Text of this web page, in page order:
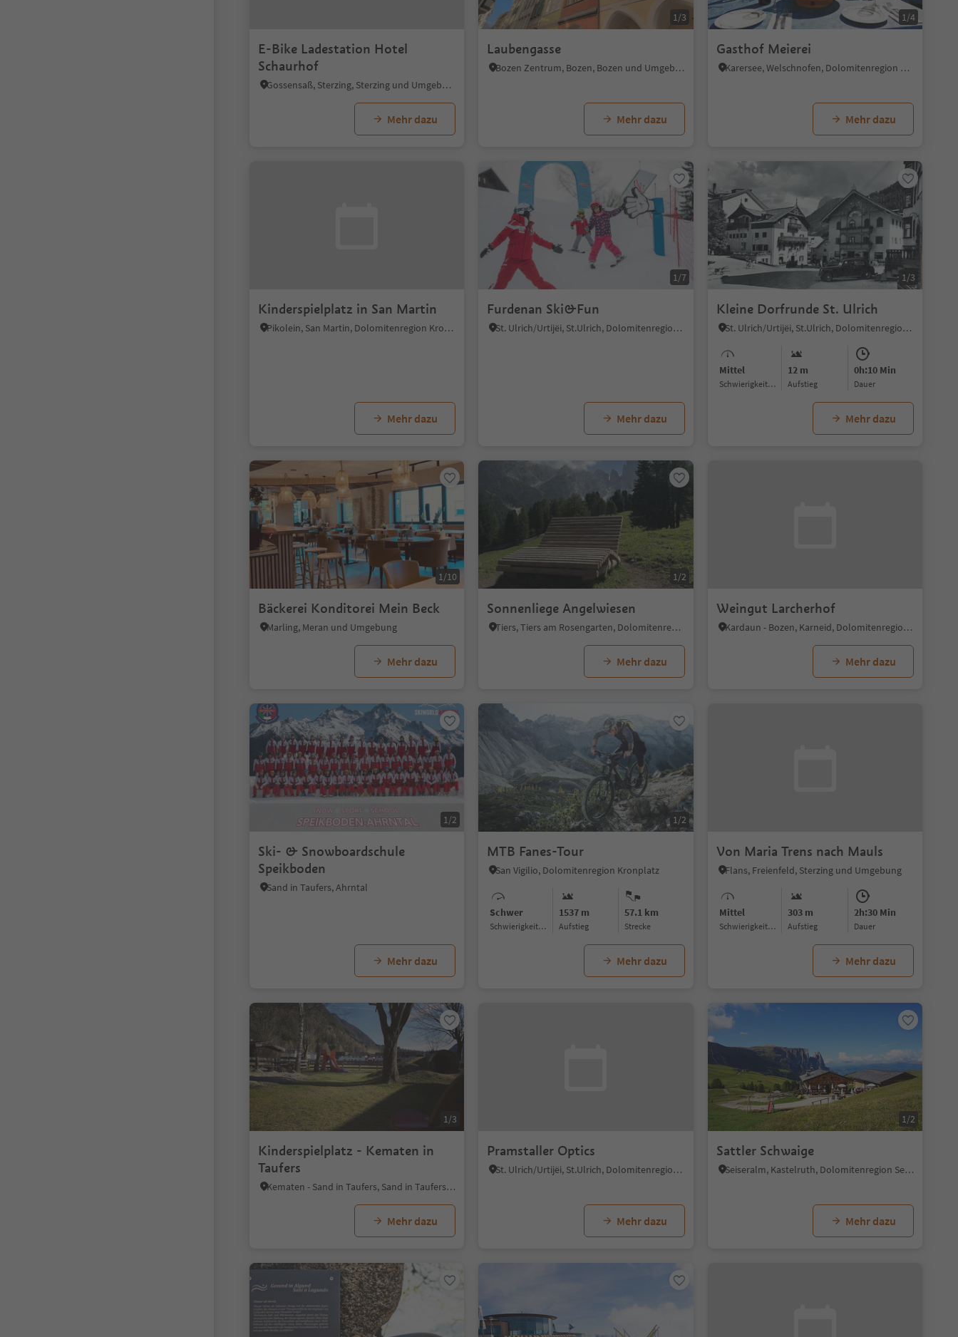
E-Bike Ladestation Hotel
Schaurhof
Gossensaß, Sterzing, Sterzing und Umgebung
Mehr dazu
1/3
Laubengasse
Bozen Zentrum, Bozen, Bozen und Umgebung
Mehr dazu
1/4
Gasthof Meierei
Karersee, Welschnofen, Dolomitenregion Eggental
Mehr dazu
Kinderspielplatz in San Martin
Pikolein, San Martin, Dolomitenregion Kronplatz
Mehr dazu
1/7
Furdenan Ski&Fun
St. Ulrich/Urtijëi, St.Ulrich, Dolomitenregion Gröden
Mehr dazu
1/3
Kleine Dorfrunde St. Ulrich
St. Ulrich/Urtijëi, St.Ulrich, Dolomitenregion Gröden
Mittel
Schwierigkeitsgrad
12 m
Aufstieg
0h:10 Min
Dauer
Mehr dazu
1/10
Bäckerei Konditorei Mein Beck
Marling, Meran und Umgebung
Mehr dazu
1/2
Sonnenliege Angelwiesen
Tiers, Tiers am Rosengarten, Dolomitenregion Seiser Alm
Mehr dazu
Weingut Larcherhof
Kardaun - Bozen, Karneid, Dolomitenregion Eggental
Mehr dazu
1/2
Ski- & Snowboardschule
Speikboden
Sand in Taufers, Ahrntal
Mehr dazu
1/2
MTB Fanes-Tour
San Vigilio, Dolomitenregion Kronplatz
Schwer
Schwierigkeitsgrad
1537 m
Aufstieg
57.1 km
Strecke
Mehr dazu
Von Maria Trens nach Mauls
Flans, Freienfeld, Sterzing und Umgebung
Mittel
Schwierigkeitsgrad
303 m
Aufstieg
2h:30 Min
Dauer
Mehr dazu
1/3
Kinderspielplatz - Kematen in
Taufers
Kematen - Sand in Taufers, Sand in Taufers, Ahrntal
Mehr dazu
Pramstaller Optics
St. Ulrich/Urtijëi, St.Ulrich, Dolomitenregion Gröden
Mehr dazu
1/2
Sattler Schwaige
Seiseralm, Kastelruth, Dolomitenregion Seiser Alm
Mehr dazu